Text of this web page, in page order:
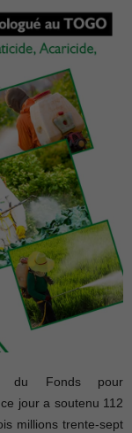
du Fonds pour
jour a soutenu 112
millions trente-sept